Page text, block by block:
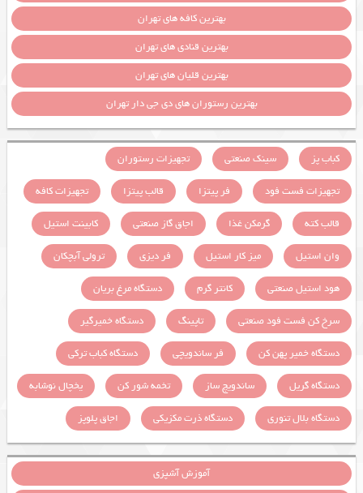
بهترین کافه های تهران
بهترین قنادی های تهران
بهترین قلیان های تهران
بهترین رستوران های دی جی دار تهران
کباب پز سینک صنعتی
تجهیزات رستوران
تجهیزات فست فود
فر پیتزا قالب پیتزا
تجهیزات کافه
قالب کته
گرمکن غذا اجاق گاز صنعتی
کابینت استیل
وان استیل
میز کار استیل فر دیزی
ترولی آبچکان
هود استیل صنعتی
کانتر گرم
دستگاه مرغ بریان
سرخ کن فست فود صنعتی
تاپینگ
دستگاه خمیرگیر
دستگاه خمیر پهن کن
فر ساندویچی
دستگاه کباب ترکی
دستگاه گریل
ساندویچ ساز تخمه شور کن
یخچال نوشابه
دستگاه بلال تنوری
دستگاه ذرت مکزیکی اجاق پلوپز
آموزش آشپزی